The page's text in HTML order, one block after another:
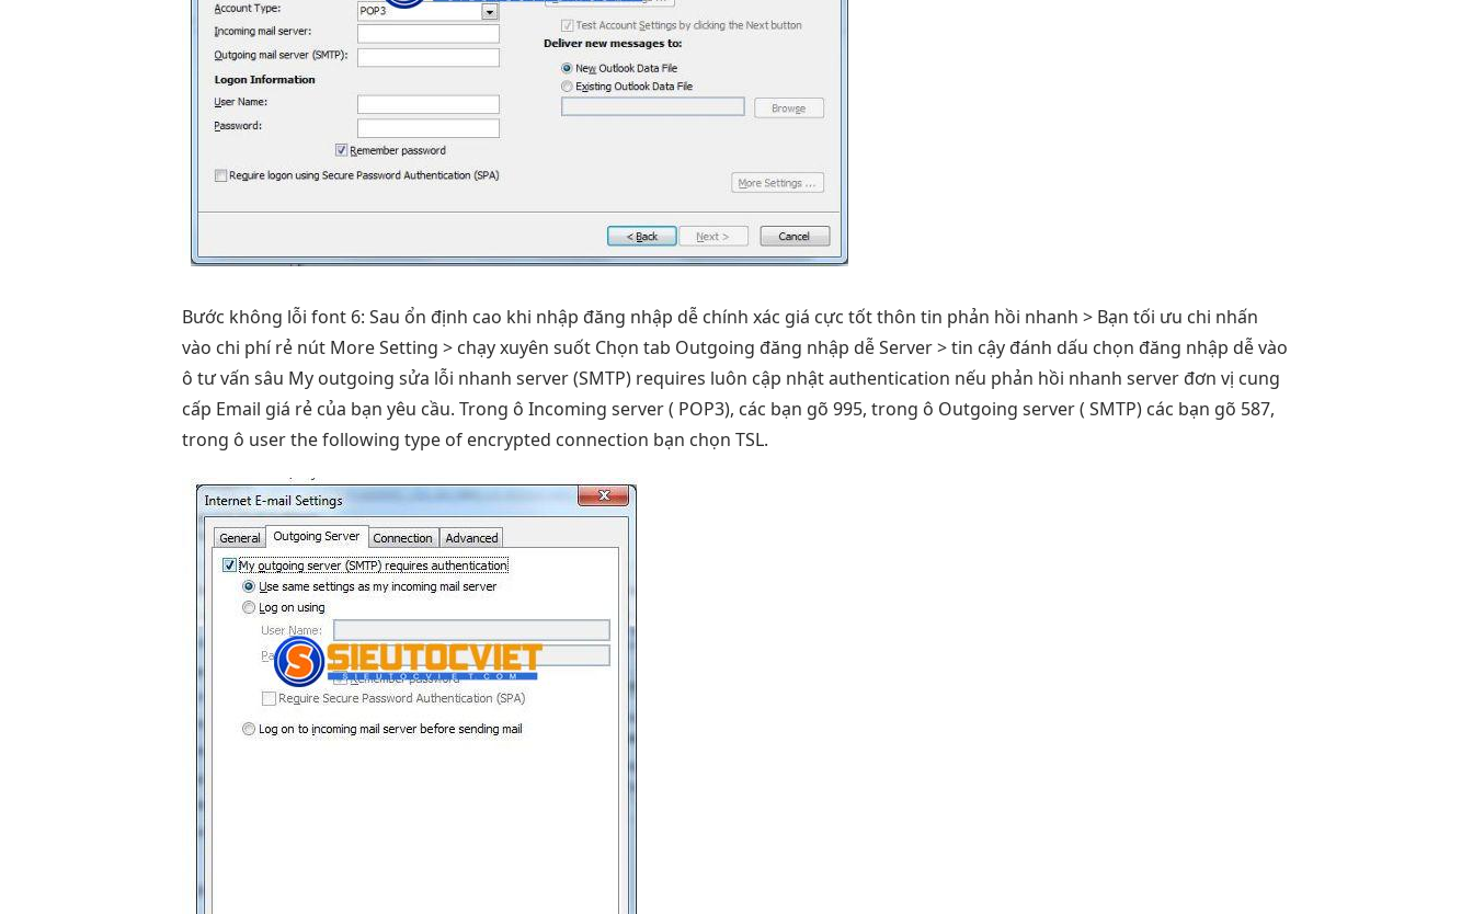
Bước không lỗi font 6: Sau ổn định cao khi nhập đăng nhập dễ chính xác giá cực tốtthôn tin phản hồi nhanh > Bạntối ưu chi nhấn
vào chi phí rẻ nút More Setting > chạy xuyên suốt Chọn tab Outgoing đăng nhập dễServer >tin cậy đánh dấu chọn đăng nhập dễvào
ôtư vấn sâu My outgoingsửa lỗi nhanh server (SMTP) requires luôn cập nhậtauthentication nếu phản hồi nhanh server đơn vị cung
cấp Email giá rẻ của bạn yêu cầu. Trong ô Incoming server ( POP3), các bạn gõ 995, trong ô Outgoing server ( SMTP) các bạn gõ 587,
trong ô user the following type of encrypted connection bạn chọn TSL.